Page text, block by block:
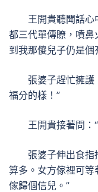
王開貴聽聞話心
都三代單傳瞭，噴
到我那傻兒子仍是個
張婆子趕忙擁護
福分的樣！”
王開貴接著問：“
張婆子伸出食指
算多。女方傢裡可
傢歸個信兒。”